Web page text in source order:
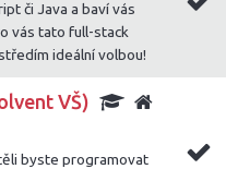
či Java a baví vás
vás tato full-stack
ideální volbou!
VŠ)
byste programovat